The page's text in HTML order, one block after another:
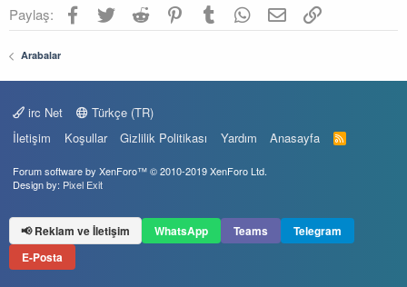
Paylaş: Facebook
TwitterReddit PinterestTumblr WhatsApp
E-postaLink
Arabalar
irc Net
Türkçe (TR)
İletişim
Koşullar Gizlilik Politikası Yardım Anasayfa
R
S
Forum software by XenForo™© 2010-2019 XenForo Ltd.
Design by: Pixel Exit
📢 Reklam ve İletişim WhatsApp Teams
Telegram
E-Posta